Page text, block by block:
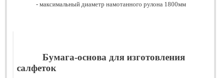
- максимальный диаметр намотанного рулона 1800мм
Бумага-основа для изготовления
салфеток